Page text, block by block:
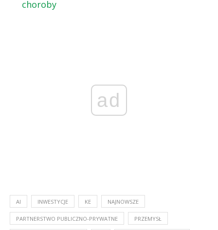
choroby
ad
AI INWESTYCJE KE NAJNOWSZE
PARTNERSTWO PUBLICZNO-PRYWATNE PRZEMYSŁ